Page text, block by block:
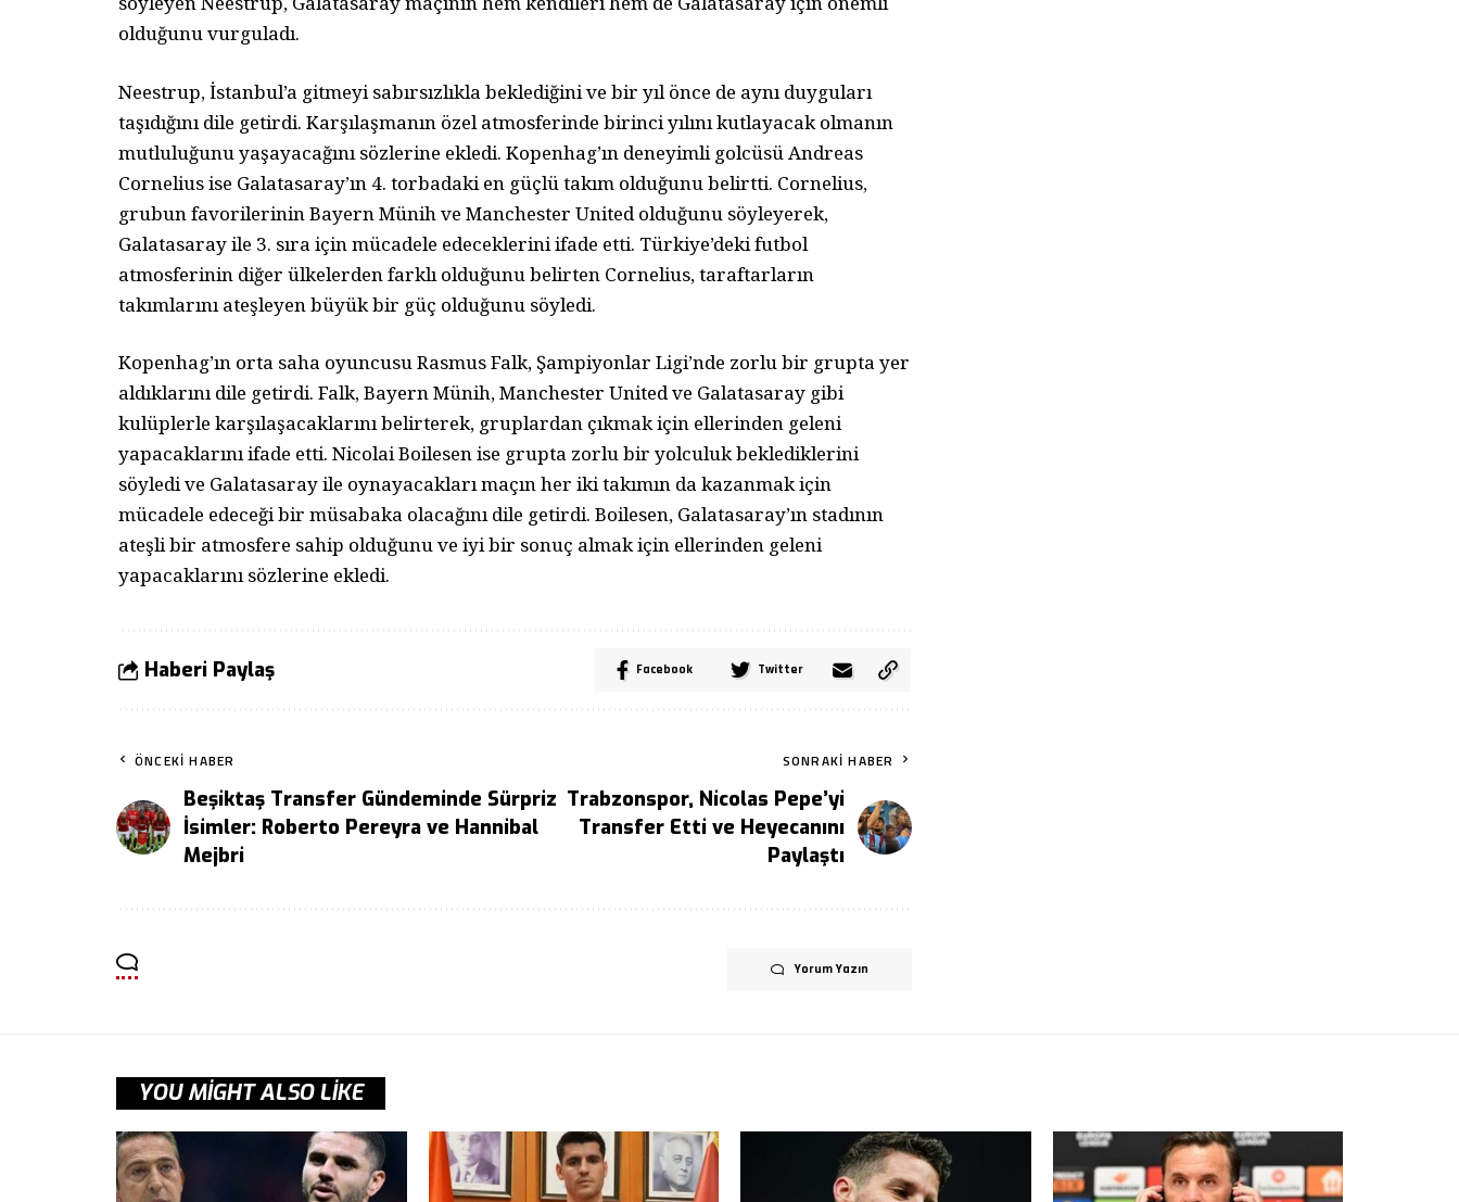
olduğunu vurguladı.
Neestrup, İstanbul’a gitmeyi sabırsızlıkla beklediğini ve bir yıl önce de aynı duyguları
taşıdığını dile getirdi. Karşılaşmanın özel atmosferinde birinci yılını kutlayacak olmanın
mutluluğunu yaşayacağını sözlerine ekledi. Kopenhag’ın deneyimli golcüsü Andreas
Cornelius ise Galatasaray’ın 4. torbadaki en güçlü takım olduğunu belirtti. Cornelius,
grubun favorilerinin Bayern Münih ve Manchester United olduğunu söyleyerek,
Galatasaray ile 3. sıra için mücadele edeceklerini ifade etti. Türkiye’deki futbol
atmosferinin diğer ülkelerden farklı olduğunu belirten Cornelius, taraftarların
takımlarını ateşleyen büyük bir güç olduğunu söyledi.
Kopenhag’ın orta saha oyuncusu Rasmus Falk, Şampiyonlar Ligi’nde zorlu bir grupta yer
aldıklarını dile getirdi. Falk, Bayern Münih, Manchester United ve Galatasaray gibi
kulüplerle karşılaşacaklarını belirterek, gruplardan çıkmak için ellerinden geleni
yapacaklarını ifade etti. Nicolai Boilesen ise grupta zorlu bir yolculuk beklediklerini
söyledi ve Galatasaray ile oynayacakları maçın her iki takımın da kazanmak için
mücadele edeceği bir müsabaka olacağını dile getirdi. Boilesen, Galatasaray’ın stadının
ateşli bir atmosfere sahip olduğunu ve iyi bir sonuç almak için ellerinden geleni
yapacaklarını sözlerine ekledi.
Haberi Paylaş Facebook Twitter
ÖNCEKI HABER
Beşiktaş Transfer Gündeminde Sürpriz
İsimler: Roberto Pereyra ve Hannibal
Mejbri
SONRAKI HABER
Trabzonspor, Nicolas Pepe’yi
Transfer Etti ve Heyecanını
Paylaştı
Yorum Yazın
YOU MIGHT ALSO LIKE